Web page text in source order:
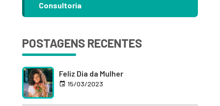
Consultoria
POSTAGENS RECENTES
Feliz Dia da Mulher
15/03/2023